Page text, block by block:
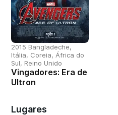
2015 Bangladeche,
Itália, Coreia, África do
Sul, Reino Unido
Vingadores: Era de
Ultron
Lugares